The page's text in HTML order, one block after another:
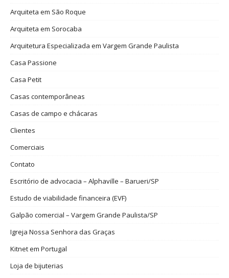
Arquiteta em São Roque
Arquiteta em Sorocaba
Arquitetura Especializada em Vargem Grande Paulista
Casa Passione
Casa Petit
Casas contemporâneas
Casas de campo e chácaras
Clientes
Comerciais
Contato
Escritório de advocacia – Alphaville – Barueri/SP
Estudo de viabilidade financeira (EVF)
Galpão comercial – Vargem Grande Paulista/SP
Igreja Nossa Senhora das Graças
Kitnet em Portugal
Loja de bijuterias